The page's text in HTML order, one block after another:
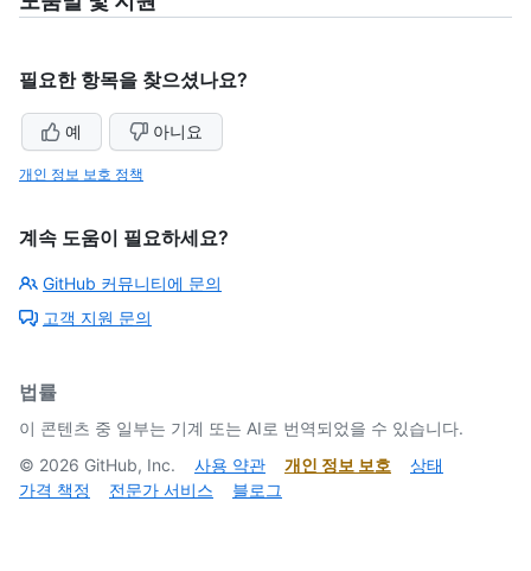
필요한 항목을 찾으셨나요?
예 아니요
개인 정보 보호 정책
계속 도움이 필요하세요?
GitHub 커뮤니티에 문의
고객 지원 문의
법률
이 콘텐츠 중 일부는 기계 또는 AI로 번역되었을 수 있습니다.
© 2026 GitHub, Inc. 사용 약관 개인 정보 보호
상태
가격 책정
전문가 서비스 블로그